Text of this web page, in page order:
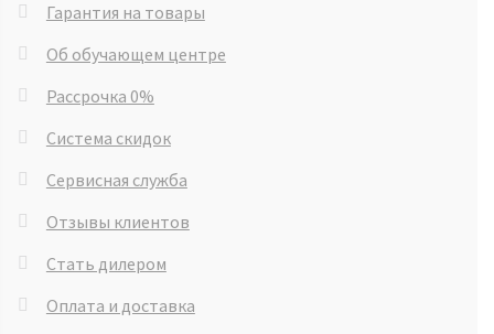
Гарантия на товары
Об обучающем центре
Рассрочка 0%
Система скидок
Сервисная служба
Отзывы клиентов
Стать дилером
Оплата и доставка